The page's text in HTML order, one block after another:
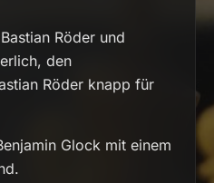
Röder und
den
Röder knapp für
Glock mit einem